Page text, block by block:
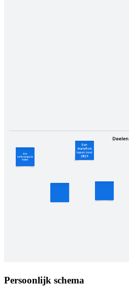
Persoonlijk schema